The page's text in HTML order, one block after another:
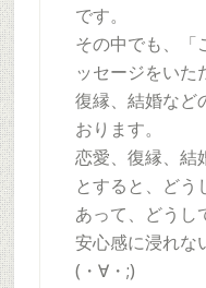
です。
その中でも、「
ッセージをいた
復縁、結婚など
おります。
恋愛、復縁、結
とすると、どう
あって、どうし
安心感に浸れな
(・∀・;)